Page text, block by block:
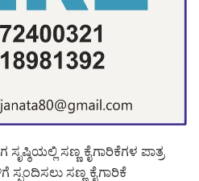
ಸಣ್ಣ ಕೈಗಾರಿಕೆಗಳ ಪಾತ್ರ
ಸ್ಪಂದಿಸಲು ಸಣ್ಣ ಕೈಗಾರಿಕೆ